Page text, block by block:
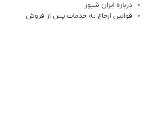
درباره ایران شیور
قوانین ارجاع به خدمات پس از فروش